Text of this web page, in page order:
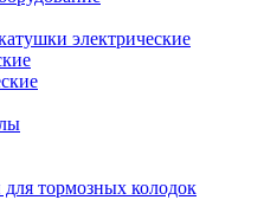
электрические
тормозных колодок